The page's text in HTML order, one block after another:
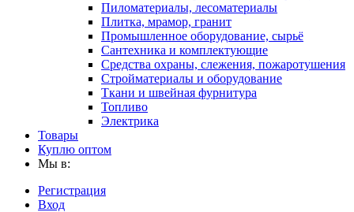
Пиломатериалы, лесоматериалы
Плитка, мрамор, гранит
Промышленное оборудование, сырьё
Сантехника и комплектующие
Средства охраны, слежения, пожаротушения
Стройматериалы и оборудование
Ткани и швейная фурнитура
Топливо
Электрика
Товары
Куплю оптом
Мы в:
Регистрация
Вход